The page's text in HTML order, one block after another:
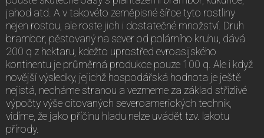
jahod atd. A v takovéto zeměpisné šířce tyto rostliny
nejen rostou, ale roste jich i dostatečné množství. Druh
brambor, pěstovaný na sever od polárního kruhu, dává
200 q z hektaru, kdežto uprostřed evroasijského
kontinentu je průměrná produkce pouze 100 q. Ale i když
novější výsledky, jejichž hospodářská hodnota je ještě
nejistá, necháme stranou a vezmeme za základ střízlivé
výpočty výše citovaných severoamerických technik,
vidíme, že jako příčinu hladu nelze uvádět tzv. lakotu
přírody.